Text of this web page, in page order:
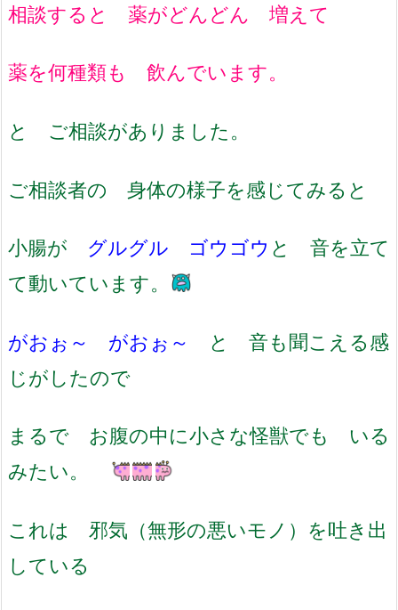
相談すると 薬がどんどん 増えて
薬を何種類も 飲んでいます。
と ご相談がありました。
ご相談者の 身体の様子を感じてみると
小腸が グルグル ゴウゴウ と 音を立て
て動いています。
がおぉ～ がおぉ～
と 音も聞こえる感
じがしたので
まるで お腹の中に小さな怪獣でも いる
みたい。
これは 邪気（無形の悪いモノ）を吐き出
している